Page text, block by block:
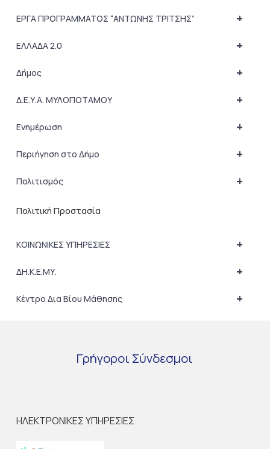
+
ΕΡΓΑ ΠΡΟΓΡΑΜΜΑΤΟΣ “ΑΝΤΩΝΗΣ ΤΡΙΤΣΗΣ”
+
ΕΛΛΑΔΑ 2.0
+
Δήμος
+
Δ.Ε.Υ.Α. ΜΥΛΟΠΟΤΑΜΟΥ
+
Ενημέρωση
+
Περιήγηση στο Δήμο
+
Πολιτισμός
Πολιτική Προστασία
+
ΚΟΙΝΩΝΙΚΕΣ ΥΠΗΡΕΣΙΕΣ
+
ΔΗ.Κ.Ε.ΜΥ.
+
Κέντρο Δια Βίου Μάθησης
Γρήγοροι Σύνδεσμοι
ΗΛΕΚΤΡΟΝΙΚΕΣ ΥΠΗΡΕΣΙΕΣ